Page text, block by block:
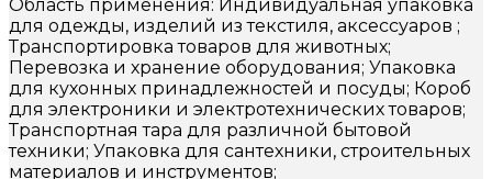
Область применения: Индивидуальная упаковка
для одежды, изделий из текстиля, аксессуаров ;
Транспортировка товаров для животных;
Перевозка и хранение оборудования; Упаковка
для кухонных принадлежностей и посуды; Короб
для электроники и электротехнических товаров;
Транспортная тара для различной бытовой
техники; Упаковка для сантехники, строительных
материалов и инструментов;